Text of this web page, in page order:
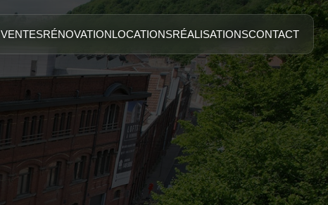
VENTESRÉNOVATIONLOCATIONSRÉALISATIONSCONTACT